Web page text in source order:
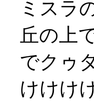
ミスラ
丘の上
でクゥ
けけけ